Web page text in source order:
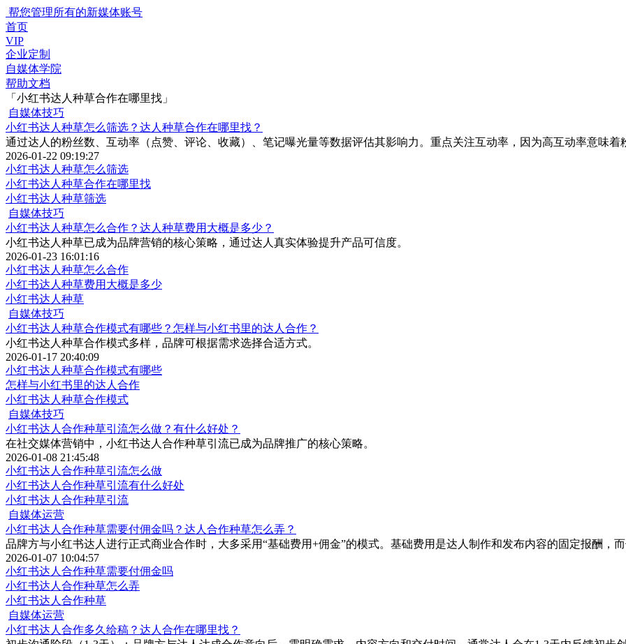
帮您管理所有的新媒体账号
首页
VIP
企业定制
自媒体学院
帮助文档
「小红书达人种草合作在哪里找」
自媒体技巧
小红书达人种草怎么筛选？达人种草合作在哪里找？
通过达人的粉丝数、互动率（点赞、评论、收藏）、笔记曝光量等数据评估其影响力。重点关注互动率，因为高互动率意味着
2026-01-22 09:19:27
小红书达人种草怎么筛选
小红书达人种草合作在哪里找
小红书达人种草筛选
自媒体技巧
小红书达人种草怎么合作？达人种草费用大概是多少？
​小红书达人种草已成为品牌营销的核心策略，通过达人真实体验提升产品可信度。
2026-01-23 16:01:16
小红书达人种草怎么合作
小红书达人种草费用大概是多少
小红书达人种草
自媒体技巧
小红书达人种草合作模式有哪些？怎样与小红书里的达人合作？
小红书达人种草合作模式多样，品牌可根据需求选择合适方式。
2026-01-17 20:40:09
小红书达人种草合作模式有哪些
怎样与小红书里的达人合作
小红书达人种草合作模式
自媒体技巧
小红书达人合作种草引流怎么做？有什么好处？
在社交媒体营销中，小红书达人合作种草引流已成为品牌推广的核心策略。
2026-01-08 21:45:48
小红书达人合作种草引流怎么做
小红书达人合作种草引流有什么好处
小红书达人合作种草引流
自媒体运营
小红书达人合作种草需要付佣金吗？达人合作种草怎么弄？
品牌方与小红书达人进行正式商业合作时，大多采用“基础费用+佣金”的模式。基础费用是达人制作和发布内容的固定报酬，
2026-01-07 10:04:57
小红书达人合作种草需要付佣金吗
小红书达人合作种草怎么弄
小红书达人合作种草
自媒体运营
小红书达人合作多久给稿？达人合作在哪里找？